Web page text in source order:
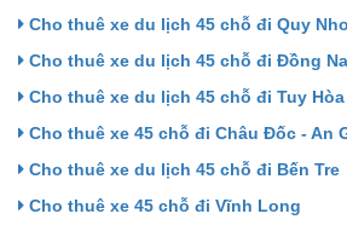
Cho thuê xe du lịch 45 chỗ đi Quy
Cho thuê xe du lịch 45 chỗ đi Đồng
Cho thuê xe du lịch 45 chỗ đi Tuy Hòa
Cho thuê xe 45 chỗ đi Châu Đốc - An
Cho thuê xe du lịch 45 chỗ đi Bến Tre
Cho thuê xe 45 chỗ đi Vĩnh Long